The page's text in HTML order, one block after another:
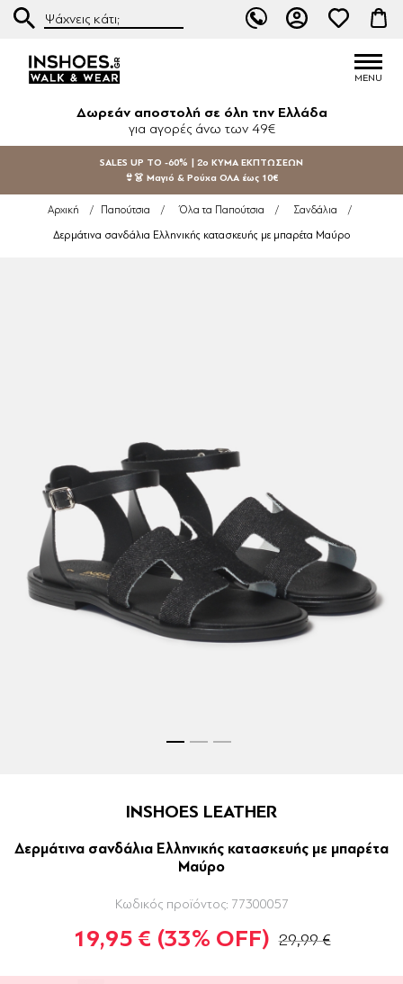
Δωρεάν αποστολή σε όλη την Ελλάδα
για αγορές άνω των 49€
SALES UP TO -60% | 2ο ΚΥΜΑ ΕΚΠΤΩΣΕΩΝ
👙👗 Μαγιό & Ρούχα ΟΛΑ έως 10€
Αρχική / Παπούτσια / Όλα τα Παπούτσια / Σανδάλια /
Δερμάτινα σανδάλια Ελληνικής κατασκευής με μπαρέτα Μαύρο
INSHOES LEATHER
Δερμάτινα σανδάλια Ελληνικής κατασκευής με μπαρέτα
Μαύρο
Κωδικός προϊόντος: 77300057
19,95 € (33% OFF) 29,99 €